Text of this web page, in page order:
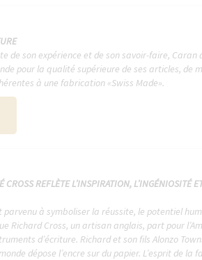
de son expérience et de son savoir-faire, Caran
pour la qualité supérieure de ses articles, de
à une fabrication «Swiss Made».
CROSS REFLÈTE L’INSPIRATION, L’INGÉNIOSITÉ
à symboliser la réussite, le potentiel
Richard Cross, un artisan anglais, part pour
d’écriture. Richard et son fils Alonzo
dépose l’encre sur du papier. L’esprit de la